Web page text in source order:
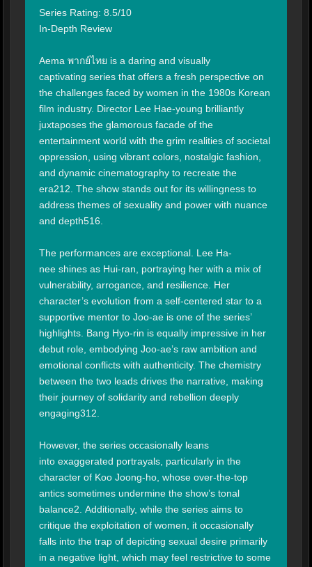
Series Rating: 8.5/10
In-Depth Review
Aema พากย์ไทย is a daring and visually
captivating series that offers a fresh perspective on
the challenges faced by women in the 1980s Korean
film industry. Director Lee Hae-young brilliantly
juxtaposes the glamorous facade of the
entertainment world with the grim realities of societal
oppression, using vibrant colors, nostalgic fashion,
and dynamic cinematography to recreate the
era212. The show stands out for its willingness to
address themes of sexuality and power with nuance
and depth516.
The performances are exceptional. Lee Ha-
nee shines as Hui-ran, portraying her with a mix of
vulnerability, arrogance, and resilience. Her
character’s evolution from a self-centered star to a
supportive mentor to Joo-ae is one of the series’
highlights. Bang Hyo-rin is equally impressive in her
debut role, embodying Joo-ae’s raw ambition and
emotional conflicts with authenticity. The chemistry
between the two leads drives the narrative, making
their journey of solidarity and rebellion deeply
engaging312.
However, the series occasionally leans
into exaggerated portrayals, particularly in the
character of Koo Joong-ho, whose over-the-top
antics sometimes undermine the show’s tonal
balance2. Additionally, while the series aims to
critique the exploitation of women, it occasionally
falls into the trap of depicting sexual desire primarily
in a negative light, which may feel restrictive to some